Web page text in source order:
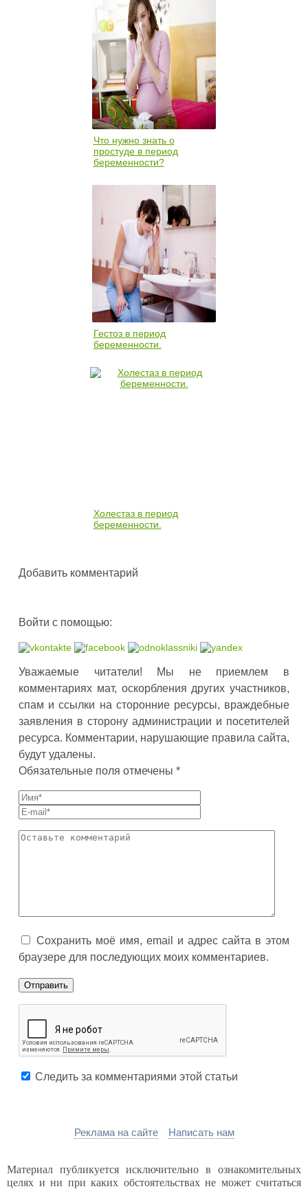
Что нужно знать о
простуде в период
беременности?
Гестоз в период
беременности.
Холестаз в период
беременности.
Добавить комментарий
Войти с помощью:
Уважаемые читатели! Мы не приемлем в
комментариях мат, оскорбления других участников,
спам и ссылки на сторонние ресурсы, враждебные
заявления в сторону администрации и посетителей
ресурса. Комментарии, нарушающие правила сайта,
будут удалены.
Обязательные поля отмечены *
Сохранить моё имя, email и адрес сайта в этом
браузере для последующих моих комментариев.
Следить за комментариями этой статьи
Реклама на сайте Написать нам
Материал публикуется исключительно в ознакомительных
целях и ни при каких обстоятельствах не может считаться